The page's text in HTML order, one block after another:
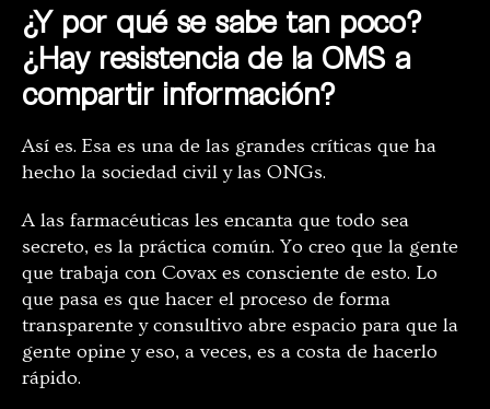
¿Y por qué se sabe tan poco?
¿Hay resistencia de la OMS a
compartir información?
Así es. Esa es una de las grandes críticas que ha
hecho la sociedad civil y las ONGs.
A las farmacéuticas les encanta que todo sea
secreto, es la práctica común. Yo creo que la gente
que trabaja con Covax es consciente de esto. Lo
que pasa es que hacer el proceso de forma
transparente y consultivo abre espacio para que la
gente opine y eso, a veces, es a costa de hacerlo
rápido.